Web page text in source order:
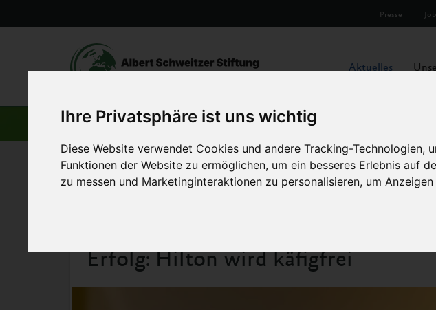
Ihre Privatsphäre ist uns wichtig
Diese Website verwendet Cookies und andere Tracking-Technologien,
Funktionen der Website zu ermöglichen, um ein besseres Erlebnis auf
zu messen und Marketinginteraktionen zu personalisieren, um
Aktuelles
Presse
AKTUELLE BEITRÄGE
Startseite> Aktuelles>Erfolg: Hilton wird käfigfrei
Erfolg: Hilton wird käfigfrei